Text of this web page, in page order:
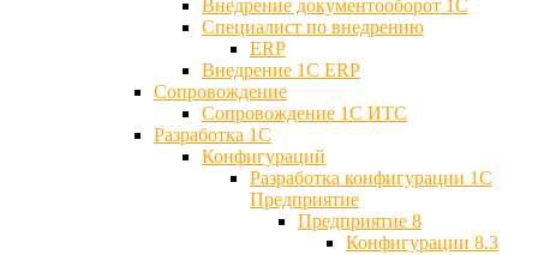
Внедрение документооборот 1С
Специалист по внедрению
ERP
Внедрение 1С ERP
Cопровождение
Cопровождение 1С ИТС
Разработка 1C
Конфигураций
Разработка конфигурации 1С
Предприятие
Предприятие 8
Конфигурации 8.3